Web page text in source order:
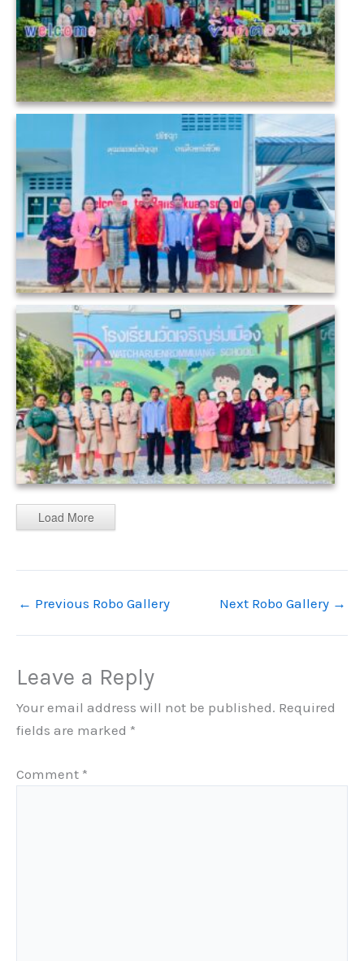
Load More
← Previous Robo Gallery Next Robo Gallery →
Leave a Reply
Your email address will not be published. Required
fields are marked *
Comment *